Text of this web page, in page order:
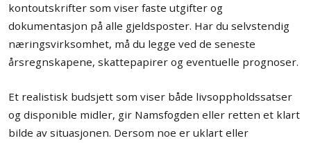
kontoutskrifter som viser faste utgifter og
dokumentasjon på alle gjeldsposter. Har du selvstendig
næringsvirksomhet, må du legge ved de seneste
årsregnskapene, skattepapirer og eventuelle prognoser.
Et realistisk budsjett som viser både livsoppholdssatser
og disponible midler, gir Namsfogden eller retten et klart
bilde av situasjonen. Dersom noe er uklart eller